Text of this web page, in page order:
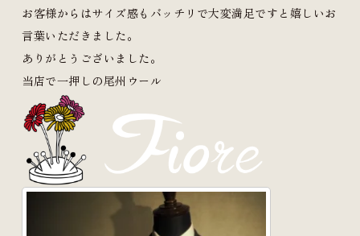
お客様からはサイズ感もバッチリで大変満足ですと嬉しいお
言葉いただきました。
ありがとうございました。
当店で一押しの尾州ウール